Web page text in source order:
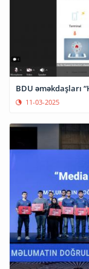
BDU əməkdaşları
11-03-2025